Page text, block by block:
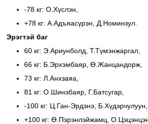
-78 кг: О.Хүслэн,
+78 кг: А.Адъяасүрэн, Д.Номинзул.
Эрэгтэй баг
60 кг: Э.Ариунболд, Т.Түмэнжаргал,
66 кг: Б.Эрхэмбаяр, Ө.Жанцандорж,
73 кг: Л.Анхзаяа,
81 кг: О.Шинэбаяр, Г.Батсугар,
-100 кг: Ц.Ган-Эрдэнэ, Б.Хүдэрчулуун,
+100 кг: Ө.Пэрэнлэйжамц,